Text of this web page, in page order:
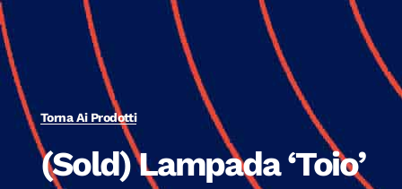
Torna Ai Prodotti
(Sold) Lampada ‘Toio’